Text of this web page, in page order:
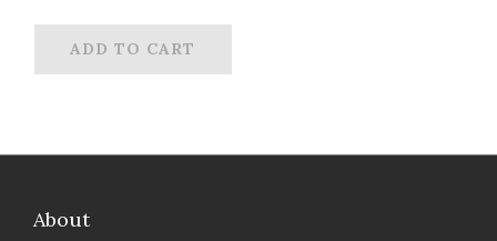
ADD TO CART
About